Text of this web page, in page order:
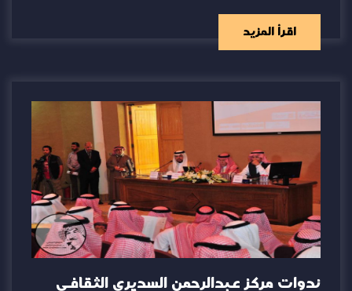
اقرأ المزيد
ندوات مركز عبدالرحمن السديري الثقافي